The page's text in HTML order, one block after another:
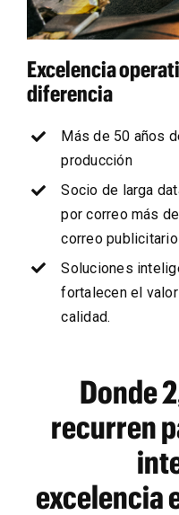
Excelencia
diferencia
Más de 50 años
producción
Socio de larga
por correo más
correo publicitario
Soluciones
fortalecen el
calidad.
Donde
recurren
excelencia